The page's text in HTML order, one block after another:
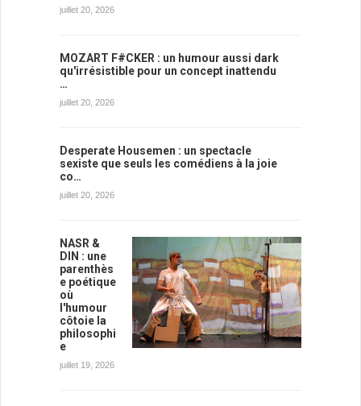
juillet 20, 2026
MOZART F#CKER : un humour aussi dark
qu'irrésistible pour un concept inattendu
…
juillet 20, 2026
Desperate Housemen : un spectacle
sexiste que seuls les comédiens à la joie
co…
juillet 20, 2026
NASR &
DIN : une
parenthès
e poétique
où
l'humour
côtoie la
philosophi
e
juillet 19, 2026